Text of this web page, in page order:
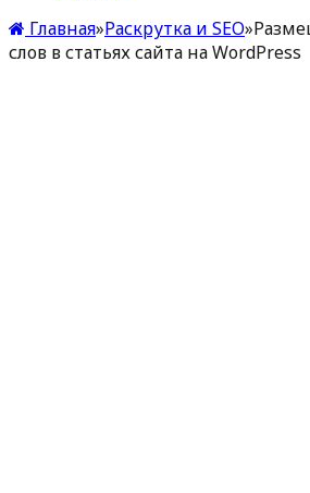
Главная»Раскрутка и SEO»
слов в статьях сайта на WordPress